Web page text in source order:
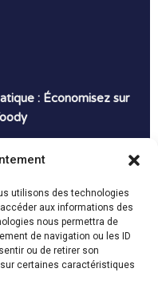
utilisons des technologies
aux informations des
nous permettra de
de navigation ou les ID
ou de retirer son
certaines caractéristiques
: Économisez sur
: Économisez sur vos
Bon plans